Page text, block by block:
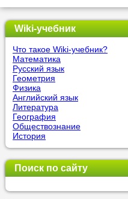
Wiki-учебник
Что такое Wiki-учебник?
Математика
Русский язык
Геометрия
Физика
Английский язык
Литература
География
Обществознание
История
Поиск по сайту